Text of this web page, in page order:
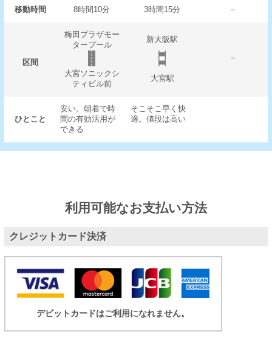
移動時間 8時間10分 3時間15分 －
区間
梅田プラザモー
タープール
新大阪駅
－
大宮ソニックシ
ティビル前
大宮駅
ひとこと
安い。朝着で時
間の有効活用が
できる
そこそこ早く快
適。値段は高い
利用可能なお支払い方法
クレジットカード決済
デビットカードはご利用になれません。